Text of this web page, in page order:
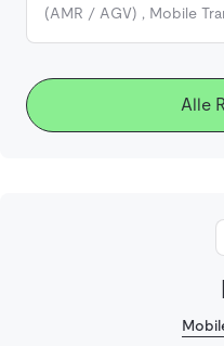
(AMR / AGV) , Mobile
Alle